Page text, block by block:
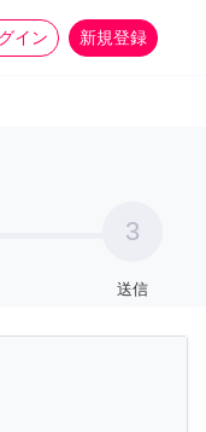
イン 新規登録
事 more_horiz
3
送信